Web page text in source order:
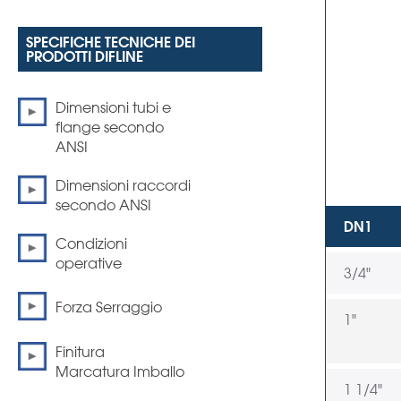
SPECIFICHE TECNICHE DEI
PRODOTTI DIFLINE
Dimensioni tubi e
flange secondo
ANSI
Dimensioni raccordi
secondo ANSI
Condizioni
operative
Forza Serraggio
Finitura
Marcatura Imballo
DN1
3/4"
1"
1 1/4"